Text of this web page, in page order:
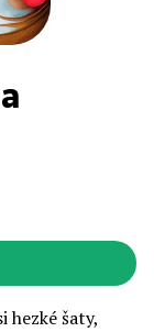
hezké šaty,